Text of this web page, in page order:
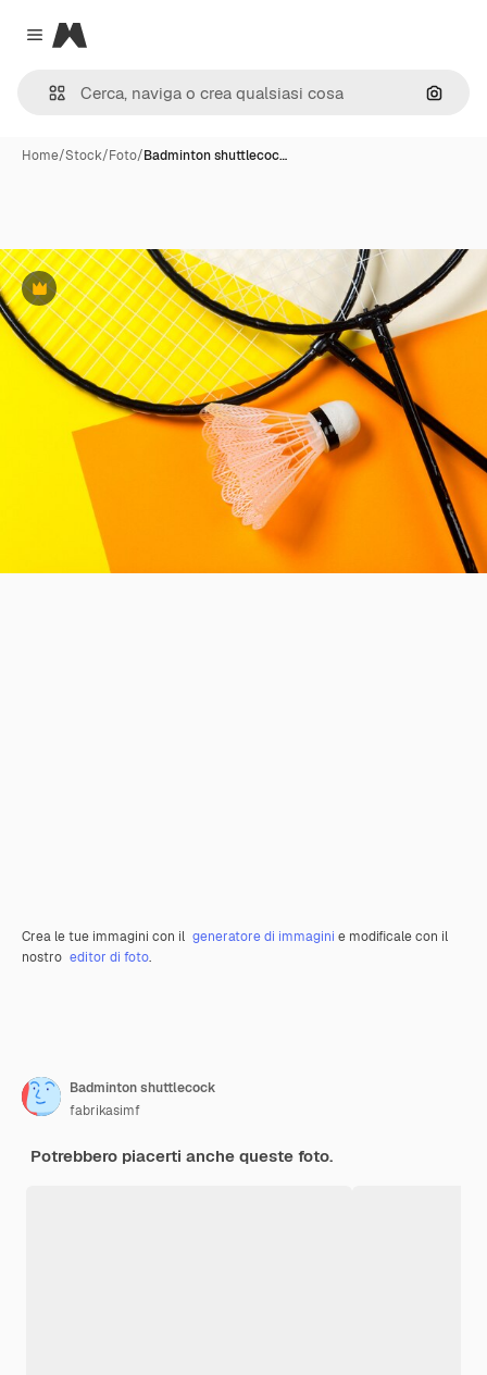
Close menu
Magnific
Cerca
Home/Stock/Foto/Badminton shuttlecoc…
Premium
Crea le tue immagini con il generatore di immagini e modificale con il
nostro editor di foto.
Badminton shuttlecock
fabrikasimf
Potrebbero piacerti anche queste foto.